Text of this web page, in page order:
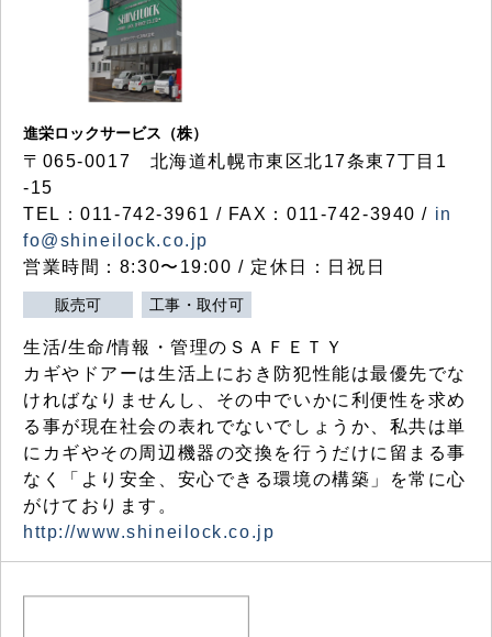
進栄ロックサービス（株）
〒065-0017 北海道札幌市東区北17条東7丁目1
-15
TEL：011-742-3961 / FAX：011-742-3940 / in
fo@shineilock.co.jp
営業時間：8:30〜19:00 / 定休日：日祝日
販売可 工事・取付可
生活/生命/情報・管理のＳＡＦＥＴＹ
カギやドアーは生活上におき防犯性能は最優先でな
ければなりませんし、その中でいかに利便性を求め
る事が現在社会の表れでないでしょうか、私共は単
にカギやその周辺機器の交換を行うだけに留まる事
なく「より安全、安心できる環境の構築」を常に心
がけております。
http://www.shineilock.co.jp